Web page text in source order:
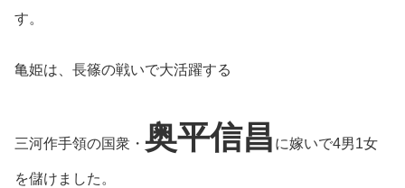
す。
亀姫は、長篠の戦いで大活躍する
三河作手領の国衆・ 奥平信昌 に嫁いで4男1女
を儲けました。